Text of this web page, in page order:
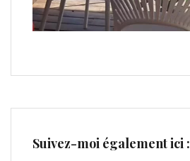
Suivez-moi également ici :